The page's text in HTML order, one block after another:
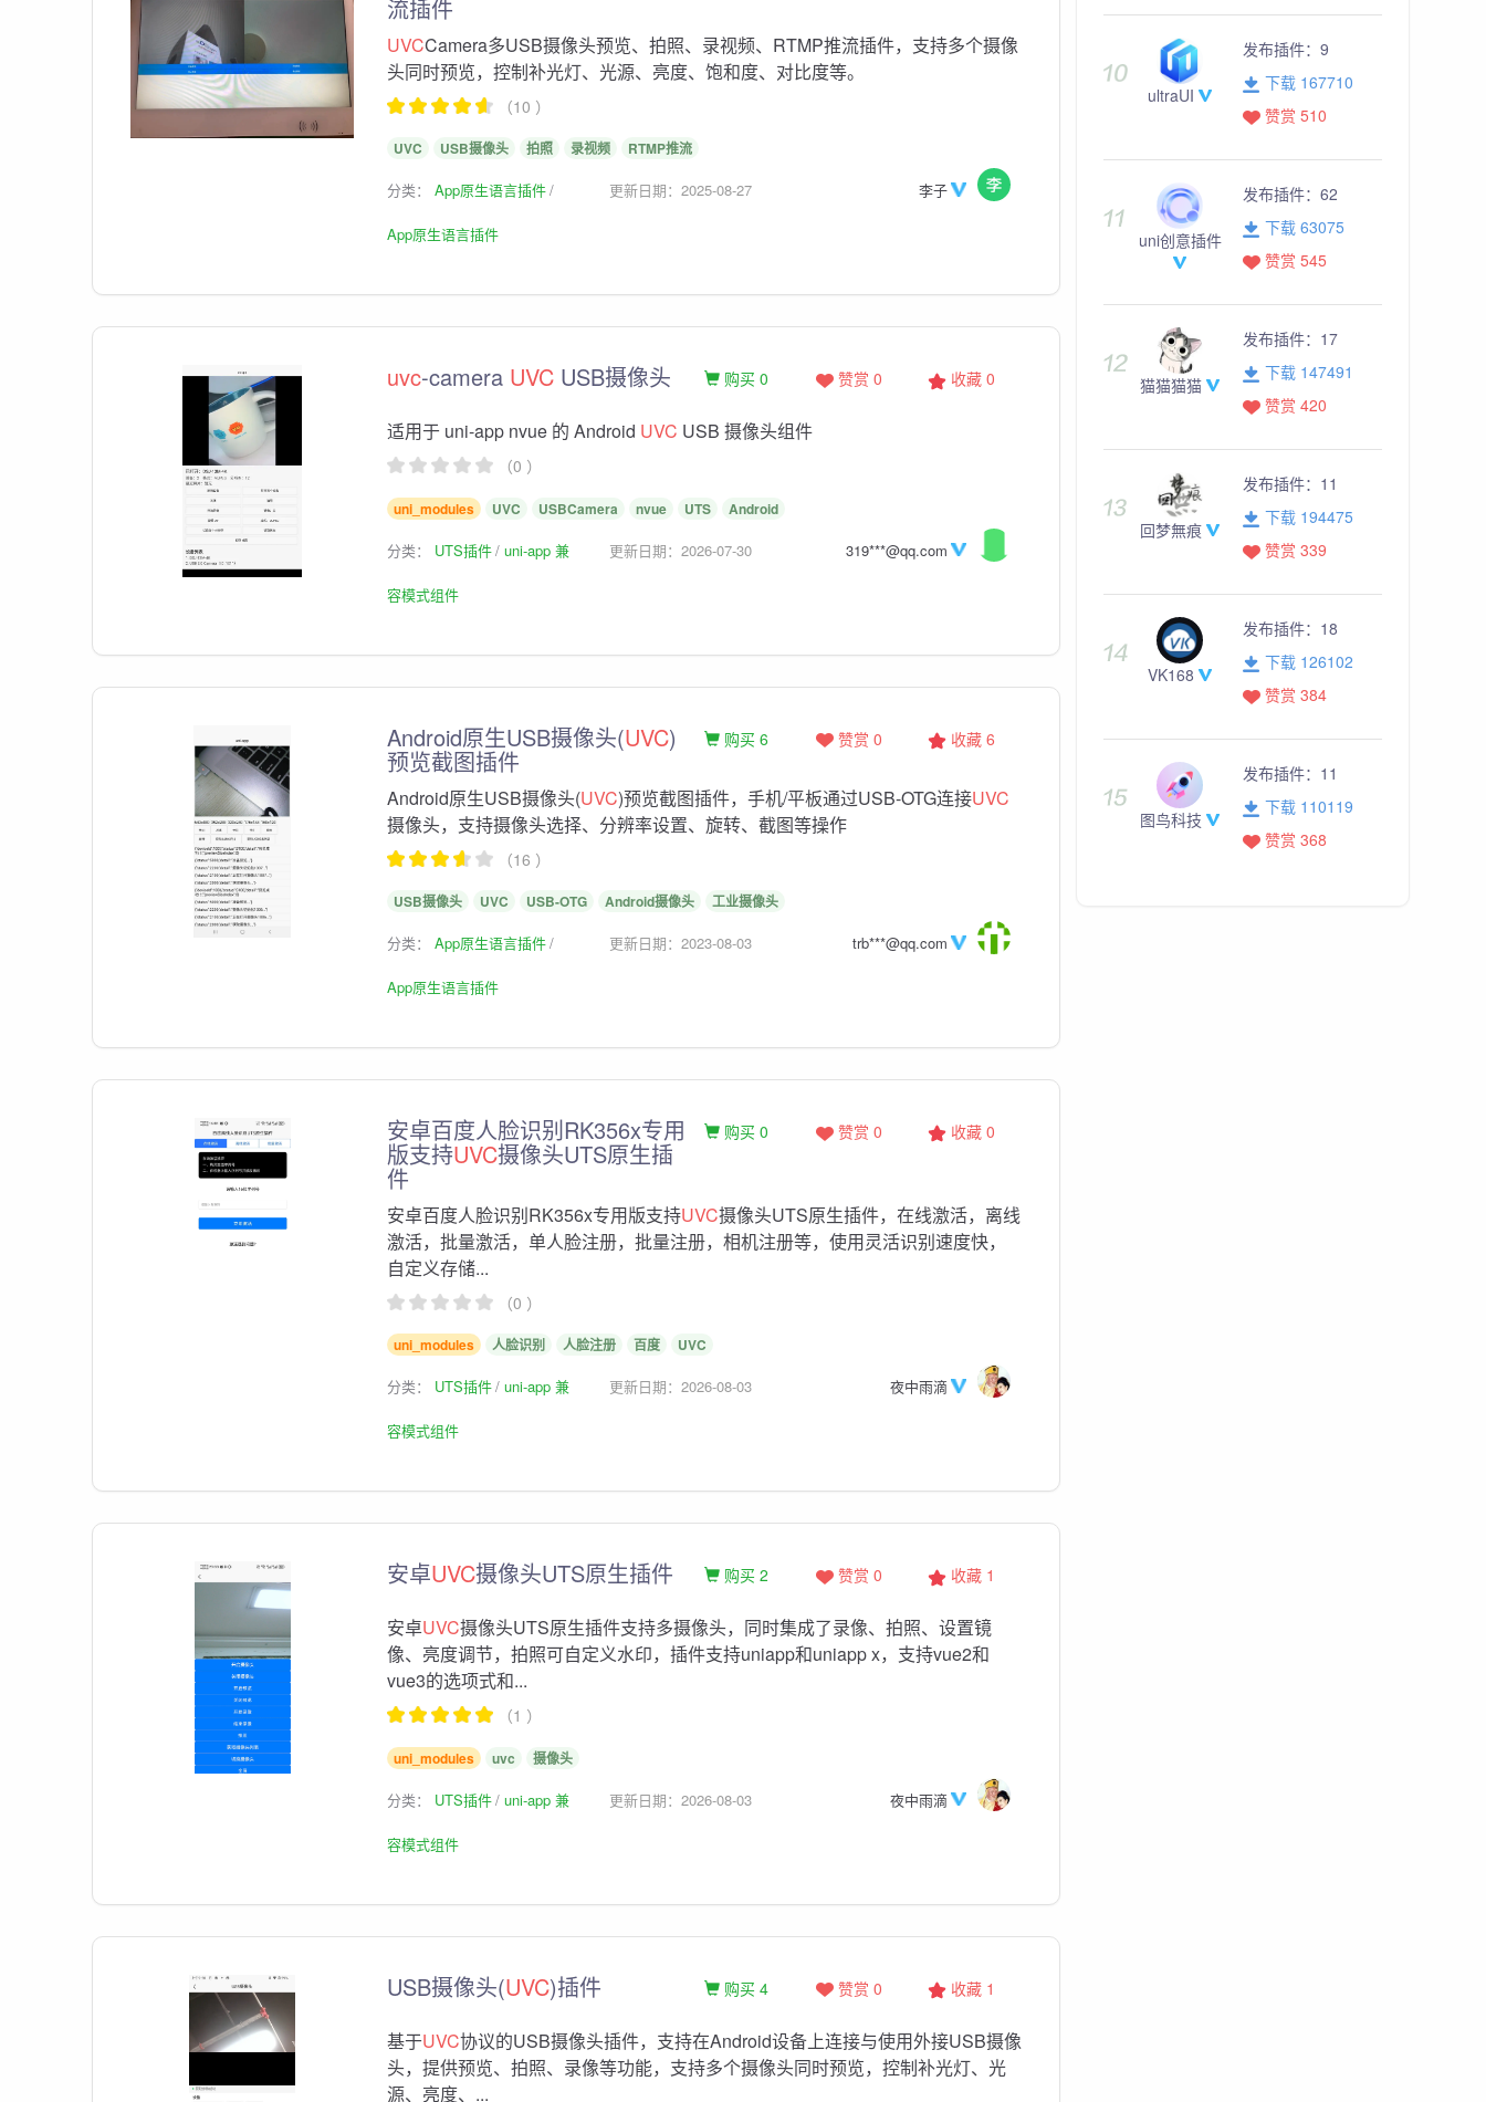
流插件
UVCCamera多USB摄像头预览、拍照、录视频、RTMP推流插件，支持多个摄像
头同时预览，控制补光灯、光源、亮度、饱和度、对比度等。
（10 ）
UVC USB摄像头 拍照 录视频 RTMP推流
分类： App原生语言插件
App原生语言插件
更新日期：2025-08-27 李子
uvc-camera UVCUSB摄像头 收藏 0
赞赏 0
购买 0
适用于 uni-app nvue 的 Android UVC USB 摄像头组件
（0 ）
uni_modules UVC USBCamera nvue UTS Android
分类： UTS插件 uni-app 兼
容模式组件
更新日期：2026-07-30 319***@qq.com
Android原生USB摄像头(UVC)
预览截图插件
收藏 6
赞赏 0
购买 6
Android原生USB摄像头(UVC)预览截图插件，手机/平板通过USB-OTG连接UVC
摄像头，支持摄像头选择、分辨率设置、旋转、截图等操作
（16 ）
USB摄像头 UVC USB-OTG Android摄像头 工业摄像头
分类： App原生语言插件
App原生语言插件
更新日期：2023-08-03 trb***@qq.com
安卓百度人脸识别RK356x专用
版支持UVC摄像头UTS原生插
件
收藏 0
赞赏 0
购买 0
安卓百度人脸识别RK356x专用版支持UVC摄像头UTS原生插件，在线激活，离线
激活，批量激活，单人脸注册，批量注册，相机注册等，使用灵活识别速度快，
自定义存储...
（0 ）
uni_modules 人脸识别 人脸注册 百度 UVC
分类： UTS插件 uni-app 兼
容模式组件
更新日期：2026-08-03 夜中雨滴
安卓UVC摄像头UTS原生插件 收藏 1
赞赏 0
购买 2
安卓UVC摄像头UTS原生插件支持多摄像头，同时集成了录像、拍照、设置镜
像、亮度调节，拍照可自定义水印，插件支持uniapp和uniapp x，支持vue2和
vue3的选项式和...
（1 ）
uni_modules uvc 摄像头
分类： UTS插件 uni-app 兼
容模式组件
更新日期：2026-08-03 夜中雨滴
USB摄像头(UVC)插件 收藏 1
赞赏 0
购买 4
基于UVC协议的USB摄像头插件，支持在Android设备上连接与使用外接USB摄像
头，提供预览、拍照、录像等功能，支持多个摄像头同时预览，控制补光灯、光
源、亮度、...
ultraUI
发布插件： 9
下载 167710
赞赏 510
uni创意插件
发布插件： 62
下载 63075
赞赏 545
猫猫猫猫
发布插件： 17
下载 147491
赞赏 420
回梦無痕
发布插件： 11
下载 194475
赞赏 339
VK168
发布插件： 18
下载 126102
赞赏 384
图鸟科技
发布插件： 11
下载 110119
赞赏 368